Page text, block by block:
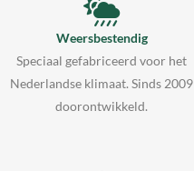
Weersbestendig
Speciaal gefabriceerd voor het
Nederlandse klimaat. Sinds 2009
doorontwikkeld.